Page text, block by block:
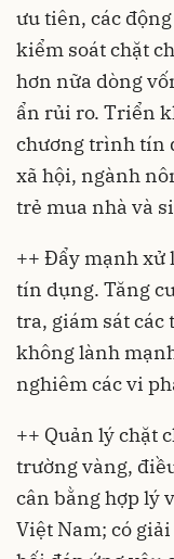
ưu tiên, các
kiểm soát chặt
hơn nữa dòng
ẩn rủi ro. Triển
chương trình tín
xã hội, ngành
trẻ mua nhà và
++ Đẩy mạnh xử
tín dụng. Tăng
tra, giám sát các
không lành
nghiêm các vi
++ Quản lý chặt
trường vàng,
cân bằng hợp lý
Việt Nam; có